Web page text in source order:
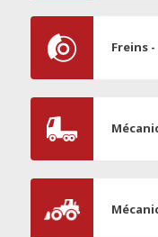
Freins -